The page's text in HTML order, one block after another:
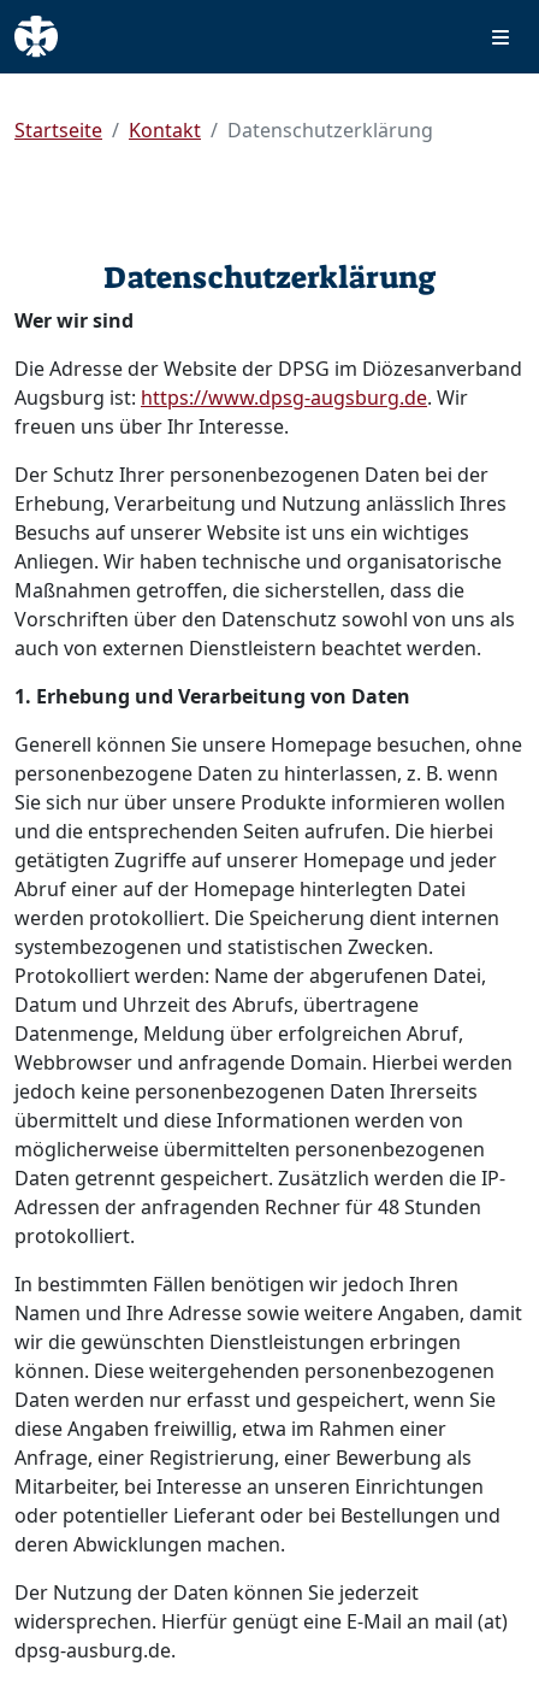
Startseite Kontakt Datenschutzerklärung
Datenschutzerklärung
Wer wir sind
Die Adresse der Website der DPSG im Diözesanverband
Augsburg ist: https://www.dpsg-augsburg.de. Wir
freuen uns über Ihr Interesse.
Der Schutz Ihrer personenbezogenen Daten bei der
Erhebung, Verarbeitung und Nutzung anlässlich Ihres
Besuchs auf unserer Website ist uns ein wichtiges
Anliegen. Wir haben technische und organisatorische
Maßnahmen getroffen, die sicherstellen, dass die
Vorschriften über den Datenschutz sowohl von uns als
auch von externen Dienstleistern beachtet werden.
1. Erhebung und Verarbeitung von Daten
Generell können Sie unsere Homepage besuchen, ohne
personenbezogene Daten zu hinterlassen, z. B. wenn
Sie sich nur über unsere Produkte informieren wollen
und die entsprechenden Seiten aufrufen. Die hierbei
getätigten Zugriffe auf unserer Homepage und jeder
Abruf einer auf der Homepage hinterlegten Datei
werden protokolliert. Die Speicherung dient internen
systembezogenen und statistischen Zwecken.
Protokolliert werden: Name der abgerufenen Datei,
Datum und Uhrzeit des Abrufs, übertragene
Datenmenge, Meldung über erfolgreichen Abruf,
Webbrowser und anfragende Domain. Hierbei werden
jedoch keine personenbezogenen Daten Ihrerseits
übermittelt und diese Informationen werden von
möglicherweise übermittelten personenbezogenen
Daten getrennt gespeichert. Zusätzlich werden die IP-
Adressen der anfragenden Rechner für 48 Stunden
protokolliert.
In bestimmten Fällen benötigen wir jedoch Ihren
Namen und Ihre Adresse sowie weitere Angaben, damit
wir die gewünschten Dienstleistungen erbringen
können. Diese weitergehenden personenbezogenen
Daten werden nur erfasst und gespeichert, wenn Sie
diese Angaben freiwillig, etwa im Rahmen einer
Anfrage, einer Registrierung, einer Bewerbung als
Mitarbeiter, bei Interesse an unseren Einrichtungen
oder potentieller Lieferant oder bei Bestellungen und
deren Abwicklungen machen.
Der Nutzung der Daten können Sie jederzeit
widersprechen. Hierfür genügt eine E-Mail an mail (at)
dpsg-ausburg.de.